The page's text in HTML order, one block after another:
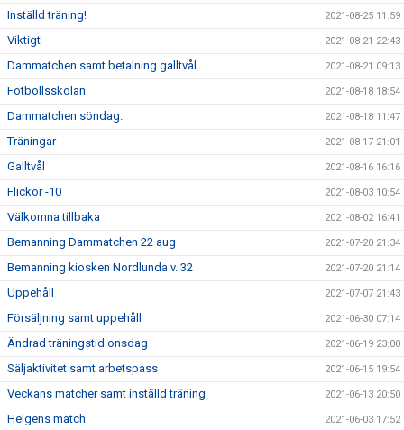
Inställd träning! 2021-08-25 11:59
Viktigt 2021-08-21 22:43
Dammatchen samt betalning galltvål 2021-08-21 09:13
Fotbollsskolan 2021-08-18 18:54
Dammatchen söndag. 2021-08-18 11:47
Träningar 2021-08-17 21:01
Galltvål 2021-08-16 16:16
Flickor -10 2021-08-03 10:54
Välkomna tillbaka 2021-08-02 16:41
Bemanning Dammatchen 22 aug 2021-07-20 21:34
Bemanning kiosken Nordlunda v. 32 2021-07-20 21:14
Uppehåll 2021-07-07 21:43
Försäljning samt uppehåll 2021-06-30 07:14
Ändrad träningstid onsdag 2021-06-19 23:00
Säljaktivitet samt arbetspass 2021-06-15 19:54
Veckans matcher samt inställd träning 2021-06-13 20:50
Helgens match 2021-06-03 17:52